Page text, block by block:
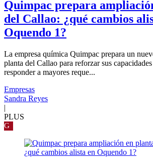
Quimpac prepara
del Callao: ¿qué cambios
Oquendo 1?
La empresa química Quimpac prepara un
planta del Callao para reforzar sus
responder a mayores reque...
Empresas
Sandra Reyes
|
PLUS
G